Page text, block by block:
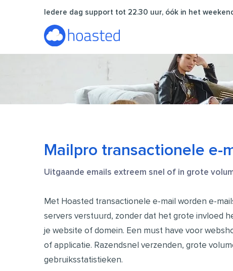
Iedere dag support tot 22.30 uur, óók in het
Mailpro transactionele e-
Uitgaande emails extreem snel of in grote
Met Hoasted transactionele e-mail worden e-
servers verstuurd, zonder dat het grote invloed
je website of domein. Een must have voor
of applicatie. Razendsnel verzenden, grote
gebruiksstatistieken.